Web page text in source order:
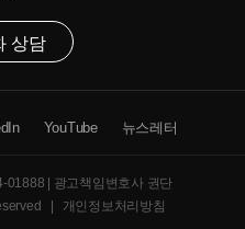
상담
YouTube 뉴스레터
01888 | 광고책임변호사 권단
|
개인정보처리방침